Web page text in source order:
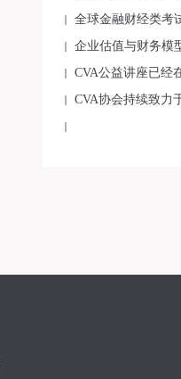
全球金融财经类考
企业估值与财务模
CVA公益讲座已经
CVA协会持续致力